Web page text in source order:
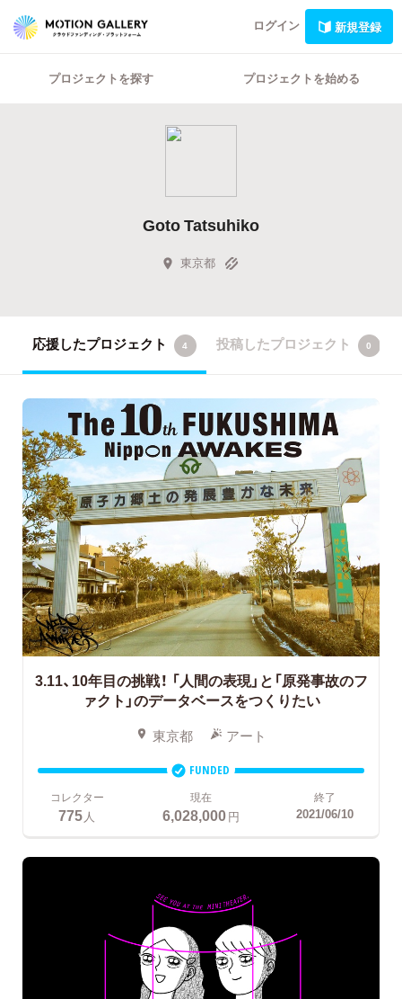
ログイン 新規登録
プロジェクトを探す プロジェクトを始める
Goto Tatsuhiko
東京都
応援したプロジェクト 4 投稿したプロジェクト 0
3.11、10年目の挑戦！ 「人間の表現」と「原発事故のフ
ァクト」のデータベースをつくりたい
東京都 アート
FUNDED
コレクター
775 人
現在
6,028,000円
終了
2021/06/10